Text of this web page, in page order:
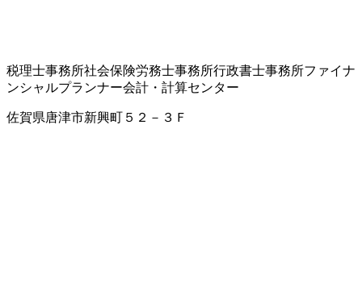
税理士事務所社会保険労務士事務所行政書士事務所ファイナ
ンシャルプランナー会計・計算センター
佐賀県唐津市新興町５２－３Ｆ